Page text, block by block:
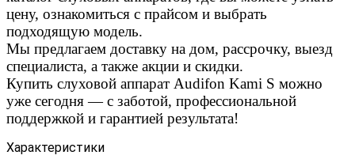
цену, ознакомиться с прайсом и выбрать
подходящую модель.
Мы предлагаем доставку на дом, рассрочку, выезд
специалиста, а также акции и скидки.
Купить слуховой аппарат Audifon Kami S можно
уже сегодня — с заботой, профессиональной
поддержкой и гарантией результата!
Характеристики